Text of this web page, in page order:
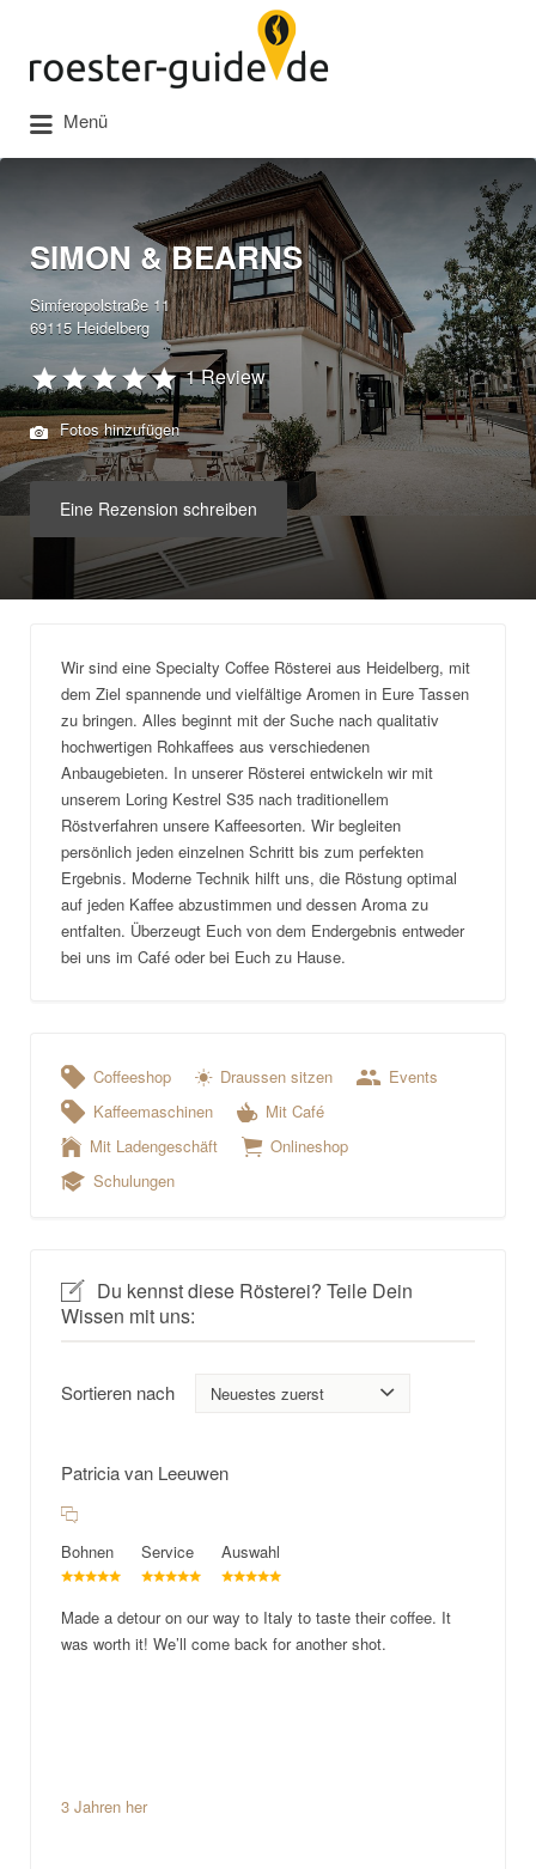
Menü
SIMON & BEARNS
Simferopolstraße 11
69115 Heidelberg
1 Review
Fotos hinzufügen
Eine Rezension schreiben
Wir sind eine Specialty Coffee Rösterei aus Heidelberg, mit
dem Ziel spannende und vielfältige Aromen in Eure Tassen
zu bringen. Alles beginnt mit der Suche nach qualitativ
hochwertigen Rohkaffees aus verschiedenen
Anbaugebieten. In unserer Rösterei entwickeln wir mit
unserem Loring Kestrel S35 nach traditionellem
Röstverfahren unsere Kaffeesorten. Wir begleiten
persönlich jeden einzelnen Schritt bis zum perfekten
Ergebnis. Moderne Technik hilft uns, die Röstung optimal
auf jeden Kaffee abzustimmen und dessen Aroma zu
entfalten. Überzeugt Euch von dem Endergebnis entweder
bei uns im Café oder bei Euch zu Hause.
Coffeeshop Draussen sitzen
Events
Kaffeemaschinen
Mit Café
Mit Ladengeschäft
Onlineshop
Schulungen
Du kennst diese Rösterei? Teile Dein
Wissen mit uns:
Sortieren nach
Patricia van Leeuwen
Bohnen Service Auswahl
Made a detour on our way to Italy to taste their coffee. It
was worth it! We’ll come back for another shot.
3 Jahren her